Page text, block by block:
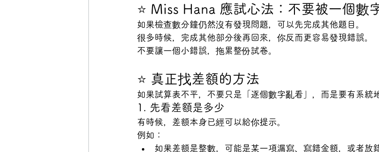
⭐ Miss Hana 應試心法：不要被一個數
如果檢查數分鐘仍然沒有發現問題，可以先完成其他題目。
很多時候，完成其他部分後再回來，你反而更容易發現錯誤。
不要讓一個小錯誤，拖累整份試卷。
⭐ 真正找差額的方法
如果試算表不平，不要只是「逐個數字亂看」，而是要有系統
1. 先看差額是多少
有時候，差額本身已經可以給你提示。
例如：
如果差額是整數，可能是某一項漏寫、寫錯金額，或者放